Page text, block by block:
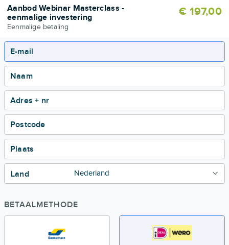
Aanbod Webinar Masterclass -
eenmalige investering
Eenmalige betaling
€ 197,00
E-mail
Naam
Adres + nr
Postcode
Plaats
Land
BETAALMETHODE